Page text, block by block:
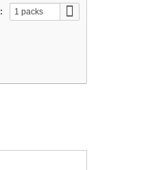
1 packs